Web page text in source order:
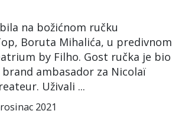
na božićnom ručku
Boruta Mihalića, u predivnom
by Filho. Gost ručka je bio
brand ambasador za Nicolaï
Uživali ...
2021